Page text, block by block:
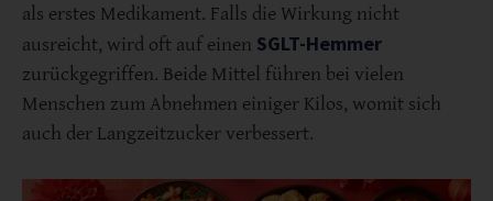
als erstes Medikament. Falls die Wirkung nicht
ausreicht, wird oft auf einen SGLT-Hemmer
zurückgegriffen. Beide Mittel führen bei vielen
Menschen zum Abnehmen einiger Kilos, womit sich
auch der Langzeitzucker verbessert.